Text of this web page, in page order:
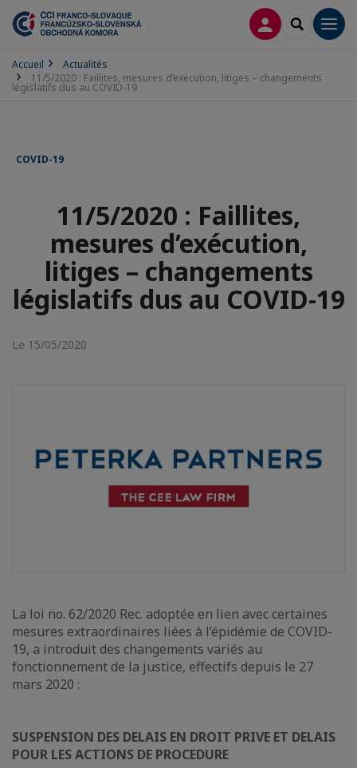
CONNEXION
Accueil
Actualités
11/5/2020 : Faillites, mesures d’exécution, litiges – changements
législatifs dus au COVID-19
COVID-19
11/5/2020 : Faillites,
mesures d’exécution,
litiges – changements
législatifs dus au COVID-19
Le 15/05/2020
La loi no. 62/2020 Rec. adoptée en lien avec certaines
mesures extraordinaires liées à l’épidémie de COVID-
19, a introduit des changements variés au
fonctionnement de la justice, effectifs depuis le 27
mars 2020 :
SUSPENSION DES DELAIS EN DROIT PRIVE ET DELAIS
POUR LES ACTIONS DE PROCEDURE